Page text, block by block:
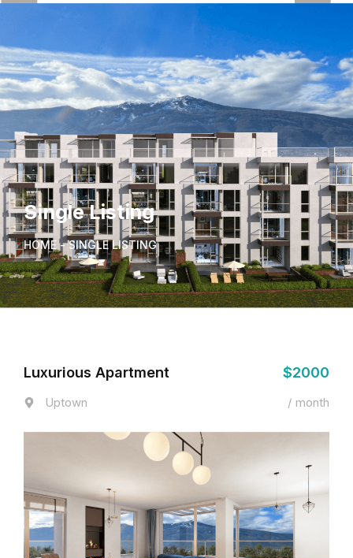
Single Listing
HOME - SINGLE LISTING
Luxurious Apartment
Uptown
$2000
/ month